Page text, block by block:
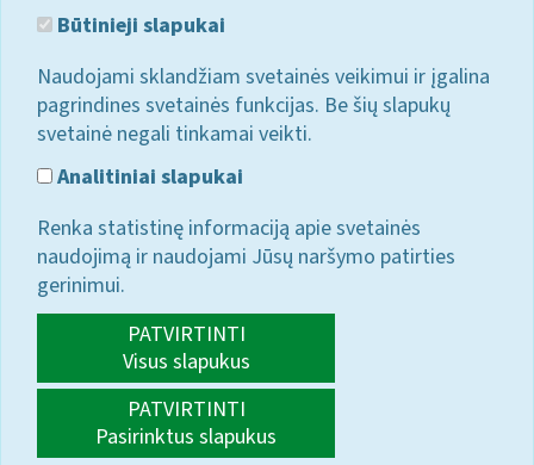
Būtinieji slapukai
Naudojami sklandžiam svetainės veikimui ir įgalina
pagrindines svetainės funkcijas. Be šių slapukų
svetainė negali tinkamai veikti.
Analitiniai slapukai
Renka statistinę informaciją apie svetainės
naudojimą ir naudojami Jūsų naršymo patirties
gerinimui.
PATVIRTINTI
Visus slapukus
PATVIRTINTI
Pasirinktus slapukus